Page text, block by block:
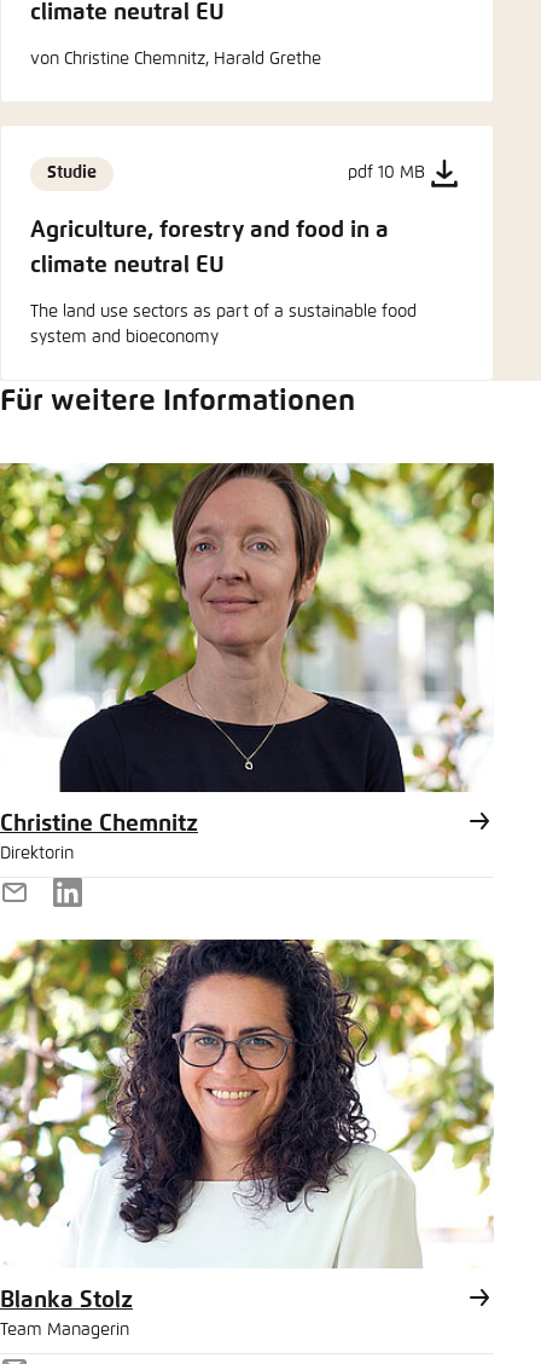
climate neutral EU
von Christine Chemnitz, Harald Grethe
Studie pdf 10 MB
Agriculture, forestry and food in a
climate neutral EU
The land use sectors as part of a sustainable food
system and bioeconomy
Für weitere Informationen
Christine Chemnitz
Direktorin
E-
Mail
LinkedIn
Blanka Stolz
Team Managerin